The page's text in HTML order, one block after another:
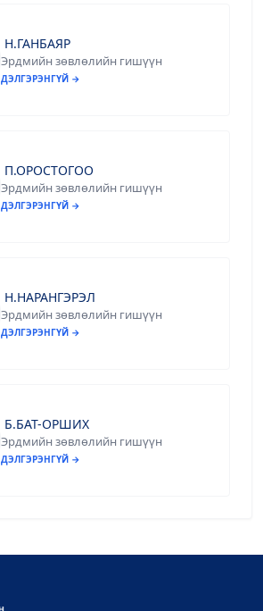
Н.ГАНБАЯР
Эрдмийн зөвлөлийн гишүүн
ДЭЛГЭРЭНГҮЙ →
П.ОРОСТОГОО
Эрдмийн зөвлөлийн гишүүн
ДЭЛГЭРЭНГҮЙ →
Н.НАРАНГЭРЭЛ
Эрдмийн зөвлөлийн гишүүн
ДЭЛГЭРЭНГҮЙ →
Б.БАТ-ОРШИХ
Эрдмийн зөвлөлийн гишүүн
ДЭЛГЭРЭНГҮЙ →